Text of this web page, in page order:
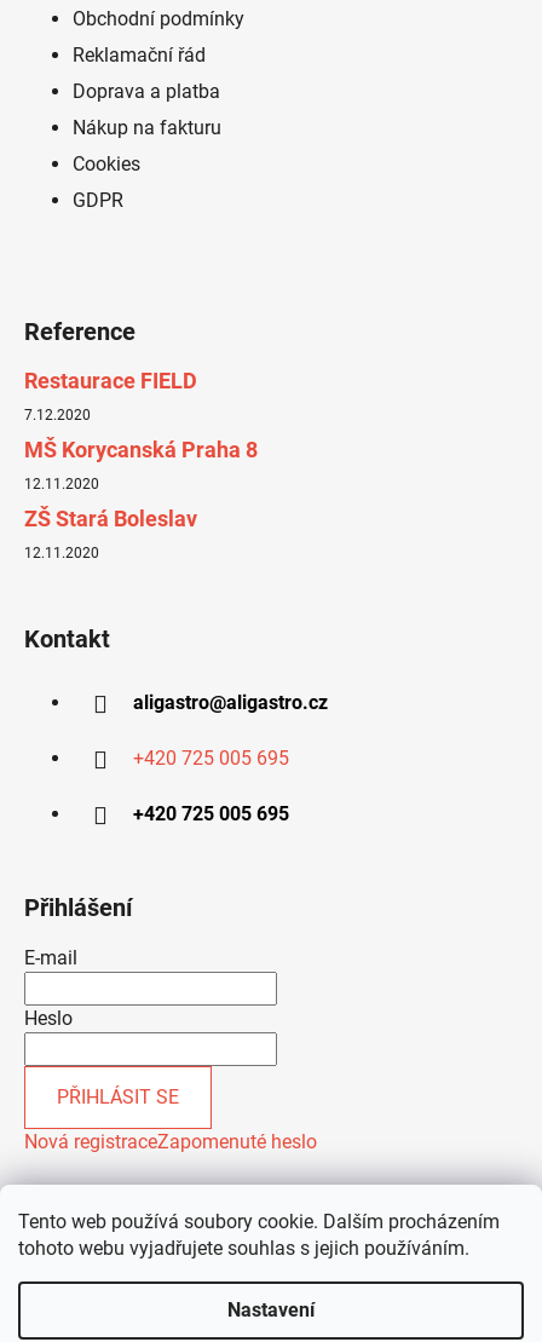
Tento web používá soubory cookie. Dalším procházením
tohoto webu vyjadřujete souhlas s jejich používáním.
Nastavení
Obchodní podmínky
Reklamační řád
Doprava a platba
Nákup na fakturu
Cookies
GDPR
Reference
Restaurace FIELD
7.12.2020
MŠ Korycanská Praha 8
12.11.2020
ZŠ Stará Boleslav
12.11.2020
Kontakt
aligastro@aligastro.cz
+420 725 005 695
+420 725 005 695
Přihlášení
E-mail
Heslo
PŘIHLÁSIT SE
Nová registraceZapomenuté heslo